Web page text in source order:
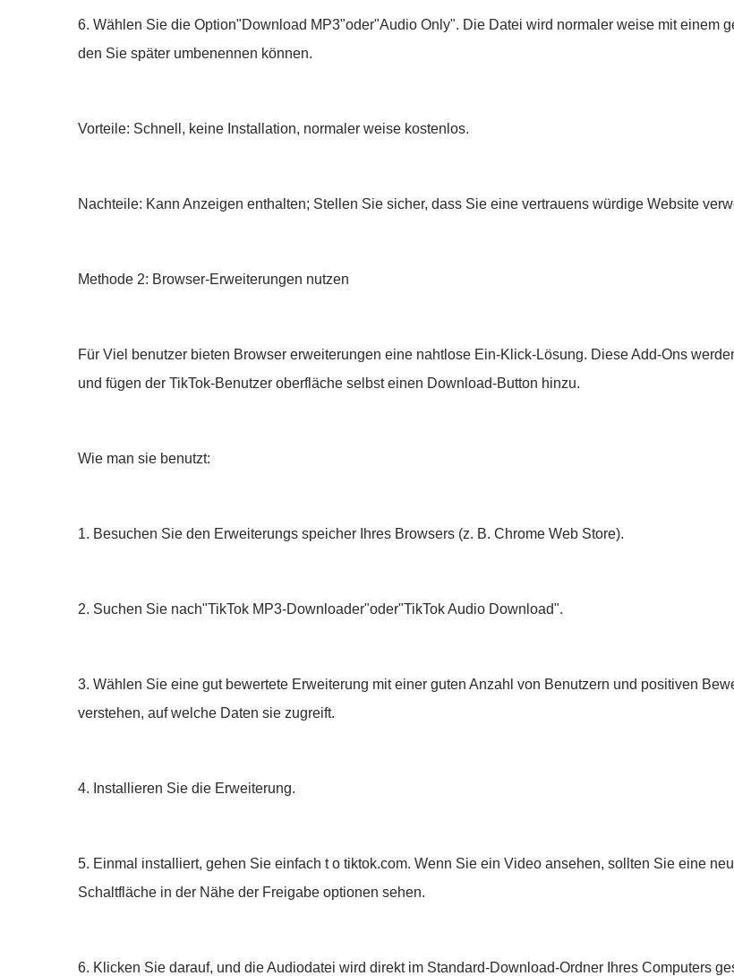
6. Wählen Sie die Option"Download MP3"oder"Audio Only". Die Datei wird normaler weise mit einem
den Sie später umbenennen können.
Vorteile: Schnell, keine Installation, normaler weise kostenlos.
Nachteile: Kann Anzeigen enthalten; Stellen Sie sicher, dass Sie eine vertrauens würdige Website
Methode 2: Browser-Erweiterungen nutzen
Für Viel benutzer bieten Browser erweiterungen eine nahtlose Ein-Klick-Lösung. Diese Add-Ons
und fügen der TikTok-Benutzer oberfläche selbst einen Download-Button hinzu.
Wie man sie benutzt:
1. Besuchen Sie den Erweiterungs speicher Ihres Browsers (z. B. Chrome Web Store).
2. Suchen Sie nach"TikTok MP3-Downloader"oder"TikTok Audio Download".
3. Wählen Sie eine gut bewertete Erweiterung mit einer guten Anzahl von Benutzern und positiven
verstehen, auf welche Daten sie zugreift.
4. Installieren Sie die Erweiterung.
5. Einmal installiert, gehen Sie einfach t o tiktok.com. Wenn Sie ein Video ansehen, sollten Sie eine
Schaltfläche in der Nähe der Freigabe optionen sehen.
6. Klicken Sie darauf, und die Audiodatei wird direkt im Standard-Download-Ordner Ihres Computers